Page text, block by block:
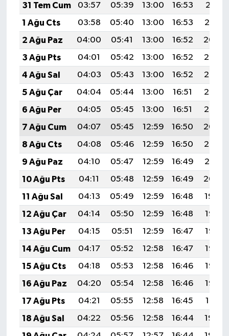
31 Tem Cum
03:57 05:39 13:00 16:53
20:11
1 Ağu Cts
03:58 05:40 13:00 16:53
20:10
2 Ağu Paz
04:00 05:41 13:00 16:52
20:09
3 Ağu Pts
04:01 05:42 13:00 16:52
20:08
4 Ağu Sal
04:03 05:43 13:00 16:52
20:07
5 Ağu Çar
04:04 05:44 13:00 16:51
20:06
6 Ağu Per
04:05 05:45 13:00 16:51
20:05
7 Ağu Cum
04:07 05:45 12:59 16:50
20:04
8 Ağu Cts
04:08 05:46 12:59 16:50
20:02
9 Ağu Paz
04:10 05:47 12:59 16:49
20:01
10 Ağu Pts
04:11 05:48 12:59 16:49
20:00
11 Ağu Sal
04:13 05:49 12:59 16:48
19:59
12 Ağu Çar
04:14 05:50 12:59 16:48
19:57
13 Ağu Per
04:15 05:51 12:59 16:47
19:56
14 Ağu Cum
04:17 05:52 12:58 16:47
19:55
15 Ağu Cts
04:18 05:53 12:58 16:46
19:53
16 Ağu Paz
04:20 05:54 12:58 16:46
19:52
17 Ağu Pts
04:21 05:55 12:58 16:45
19:51
18 Ağu Sal
04:22 05:56 12:58 16:44
19:49